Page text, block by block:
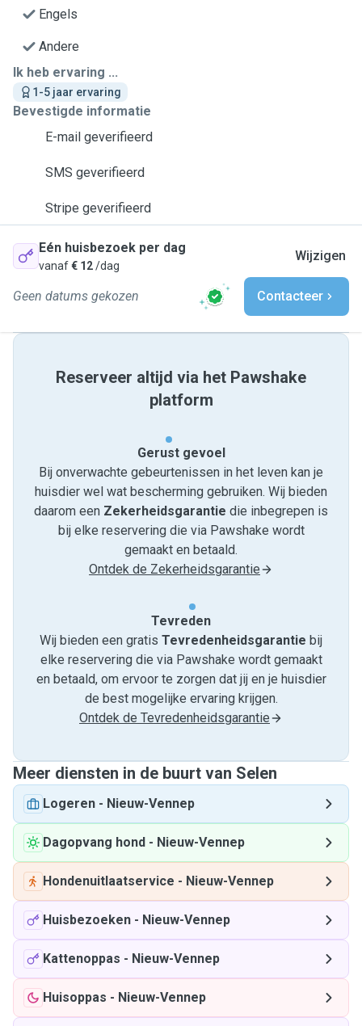
Engels
Andere
Ik heb ervaring ...
1-5 jaar ervaring
Bevestigde informatie
E-mail geverifieerd
SMS geverifieerd
Stripe geverifieerd
Eén huisbezoek per dag
vanaf€ 12/dag
Wijzigen
Geen datums gekozen Contacteer
Reserveer altijd via het Pawshake
platform
Gerust gevoel
Bij onverwachte gebeurtenissen in het leven kan je
huisdier wel wat bescherming gebruiken. Wij bieden
daarom een Zekerheidsgarantie die inbegrepen is
bij elke reservering die via Pawshake wordt
gemaakt en betaald.
Ontdek de Zekerheidsgarantie
Tevreden
Wij bieden een gratis Tevredenheids­garantie bij
elke reservering die via Pawshake wordt gemaakt
en betaald, om ervoor te zorgen dat jij en je huisdier
de best mogelijke ervaring krijgen.
Ontdek de Tevredenheidsgarantie
Meer diensten in de buurt van Selen
Logeren - Nieuw-Vennep
Dagopvang hond - Nieuw-Vennep
Hondenuitlaatservice - Nieuw-Vennep
Huisbezoeken - Nieuw-Vennep
Kattenoppas - Nieuw-Vennep
Huisoppas - Nieuw-Vennep